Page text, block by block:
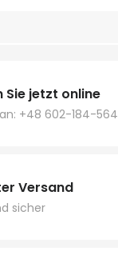
Sie jetzt online
+48 602-184-564
Versand
sicher